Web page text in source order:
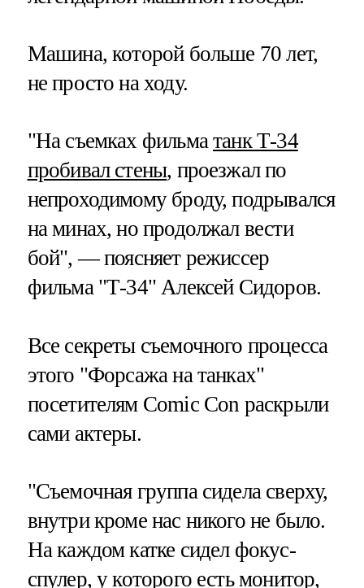
Машина, которой больше 70 лет,
не просто на ходу.
"На съемках фильматанк Т-34
пробивал стены, проезжал по
непроходимому броду, подрывался
на минах, но продолжал вести
бой", — поясняет режиссер
фильма "Т-34" Алексей Сидоров.
Все секреты съемочного процесса
этого "Форсажа на танках"
посетителям Comic Con раскрыли
сами актеры.
"Съемочная группа сидела сверху,
внутри кроме нас никого не было.
На каждом катке сидел фокус-
спулер, у которого есть монитор,